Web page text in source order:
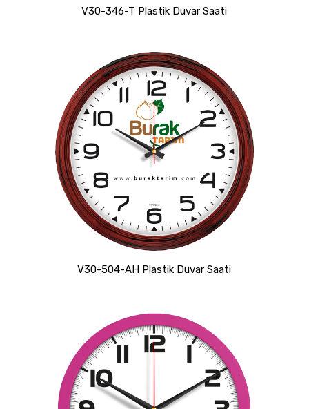
V30-346-T Plastik Duvar Saati
V30-504-AH Plastik Duvar Saati